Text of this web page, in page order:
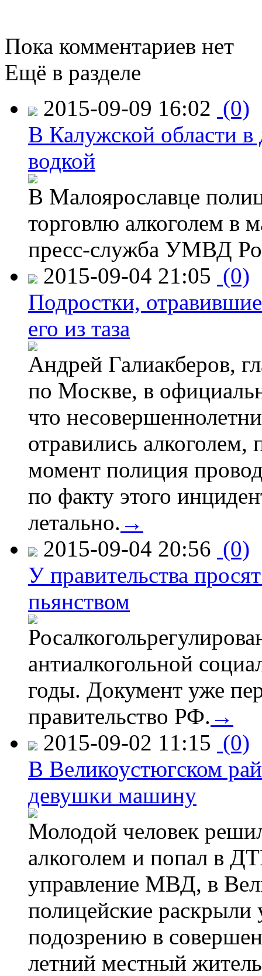
Пока комментариев нет
Ещё в разделе
2015-09-09 16:02 (0)
В Калужской области в
водкой
В Малоярославце
торговлю алкоголем в
пресс-служба УМВД
2015-09-04 21:05 (0)
Подростки,
его из таза
Андрей Галиакберов,
по Москве, в
что
отравились
момент полиция
по факту этого
летально. →
2015-09-04 20:56 (0)
У правительства
пьянством
антиалкогольной
годы. Документ уже
правительство РФ. →
2015-09-02 11:15 (0)
В Великоустюгском
девушки машину
Молодой человек
алкоголем и попал в
управление МВД, в
полицейские
подозрению в
летний местный